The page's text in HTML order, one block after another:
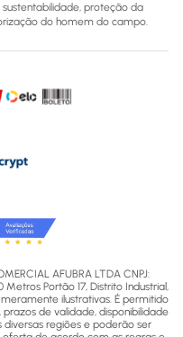
sustentabilidade, proteção da
do homem do campo.
AFUBRA LTDA CNPJ:
Metros Portão 17, Distrito Industrial,
ilustrativas. É permitido
prazos de validade, disponibilidade
regiões e poderão ser